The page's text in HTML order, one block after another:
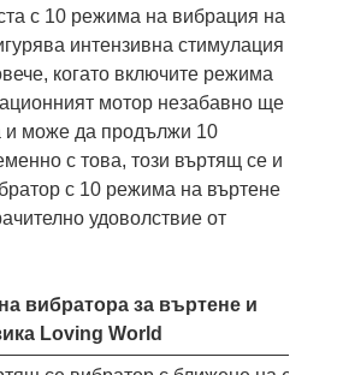
с 10 режима на вибрация на
интензивна стимулация
когато включите режима
мотор незабавно ще
и може да продължи 10
с това, този въртящ се и
с 10 режима на въртене
удоволствие от
вибратора за въртене и
Loving World